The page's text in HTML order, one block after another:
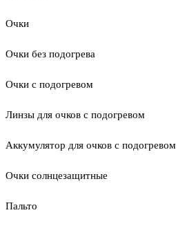
Очки
Очки без подогрева
Очки с подогревом
Линзы для очков с подогревом
Аккумулятор для очков с подогревом
Очки солнцезащитные
Пальто